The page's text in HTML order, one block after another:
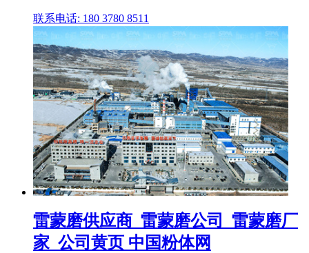
联系电话: 180 3780 8511
雷蒙磨供应商_雷蒙磨公司_雷蒙磨厂
家_公司黄页 中国粉体网